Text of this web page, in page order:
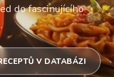
do fascinujícího
V DATABÁZI